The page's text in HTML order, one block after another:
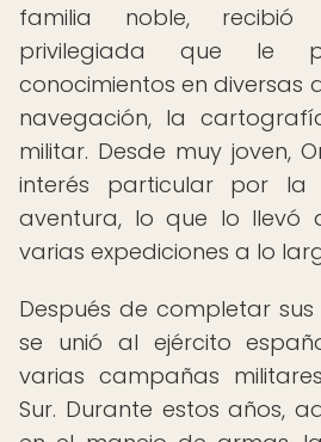
familia noble, recibió
privilegiada que le
conocimientos en diversas
navegación, la
militar. Desde muy joven,
interés particular por la
aventura, lo que lo llevó
varias expediciones a lo
Después de completar sus
se unió al ejército
varias campañas
Sur. Durante estos años,